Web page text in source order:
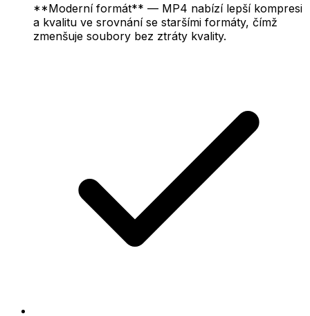
**Moderní formát** — MP4 nabízí lepší kompresi
a kvalitu ve srovnání se staršími formáty, čímž
zmenšuje soubory bez ztráty kvality.